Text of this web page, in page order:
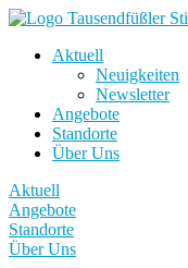
Aktuell
Neuigkeiten
Newsletter
Angebote
Standorte
Über Uns
Aktuell
Angebote
Standorte
Über Uns